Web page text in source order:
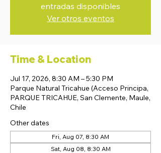
entradas disponibles
Ver otros eventos
Time & Location
Jul 17, 2026, 8:30 AM – 5:30 PM
Parque Natural Tricahue (Acceso Principa,
PARQUE TRICAHUE, San Clemente, Maule,
Chile
Other dates
Fri, Aug 07, 8:30 AM
Sat, Aug 08, 8:30 AM